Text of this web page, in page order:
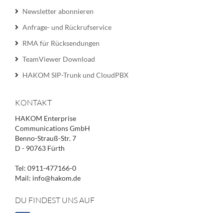
Newsletter abonnieren
Anfrage- und Rückrufservice
RMA für Rücksendungen
TeamViewer Download
HAKOM SIP-Trunk und CloudPBX
KONTAKT
HAKOM Enterprise
Communications GmbH
Benno-Strauß-Str. 7
D - 90763 Fürth
Tel: 0911-477166-0
Mail: info@hakom.de
DU FINDEST UNS AUF